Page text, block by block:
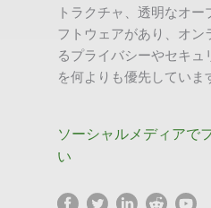
トラクチャ、透明なオー
フトウェアがあり、オン
るプライバシーやセキュ
を何よりも優先していま
ソーシャルメディアで
い